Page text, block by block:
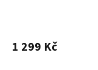
1 299 Kč